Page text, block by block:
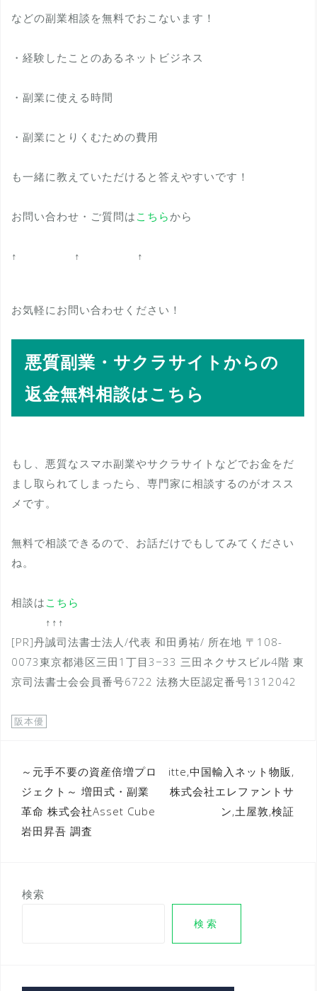
などの副業相談を無料でおこないます！
・経験したことのあるネットビジネス
・副業に使える時間
・副業にとりくむための費用
も一緒に教えていただけると答えやすいです！
お問い合わせ・ご質問は こちら から
↑ ↑ ↑
お気軽にお問い合わせください！
悪質副業・サクラサイトからの
返金無料相談はこちら
もし、悪質なスマホ副業やサクラサイトなどでお金をだ
まし取られてしまったら、専門家に相談するのがオスス
メです。
無料で相談できるので、お話だけでもしてみてください
ね。
相談は こちら
↑↑↑
[PR]丹誠司法書士法人/代表 和田勇祐/ 所在地 〒108-
0073東京都港区三田1丁目3−33 三田ネクサスビル4階 東
京司法書士会会員番号6722 法務大臣認定番号1312042
阪本優
投
稿
ナ
ビ
ー
～元手不要の資産倍増プロ
ジェクト～ 増田式・副業
革命 株式会社Asset Cube
岩田昇吾 調査
itte,中国輸入ネット物販,
株式会社エレファントサ
ン,土屋敦,検証
検索
検索